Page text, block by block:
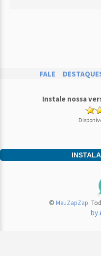
FALE
Instale nossa
© MeuZapZap.
by